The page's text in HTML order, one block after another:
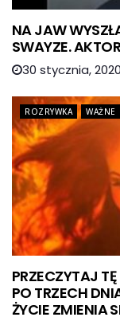
NA JAW
SWAYZE.
30 stycznia, 2020
ROZRYWKA WAŻNE
PRZECZYTAJ
PO TRZECH
ŻYCIE ZMIENIA